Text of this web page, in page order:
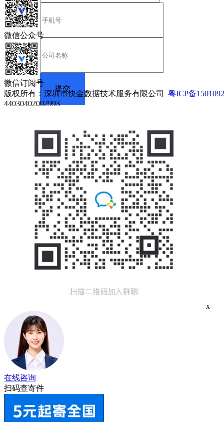
微信公众号
微信订阅号
版权所有：深圳市快金数据技术服务有限公司 粤ICP备
44030402002993
x
在线咨询
扫码查寄件